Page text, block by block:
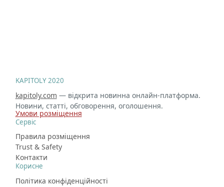
KAPITOLY 2020
kapitoly.com — відкрита новинна онлайн-платформа.
Новини, статті, обговорення, оголошення.
Умови розміщення
Сервіс
Правила розміщення
Trust & Safety
Контакти
Корисне
Політика конфіденційності